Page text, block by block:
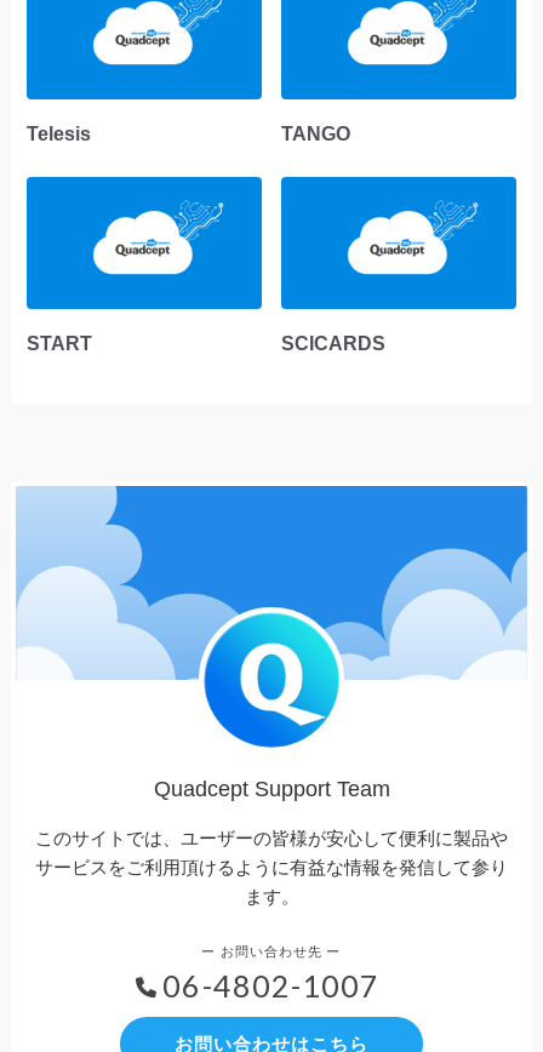
Telesis TANGO
START SCICARDS
Quadcept Support Team
このサイトでは、ユーザーの皆様が安心して便利に製品や
サービスをご利用頂けるように有益な情報を発信して参り
ます。
06-4802-1007
お問い合わせはこちら